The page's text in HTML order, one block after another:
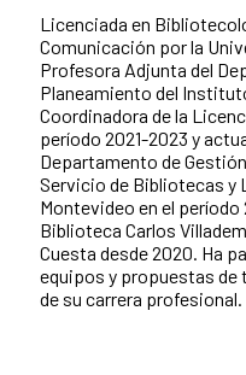
Licenciada en
Comunicación por la
Profesora Adjunta del
Planeamiento del
Coordinadora de la
período 2021-2023 y
Departamento de
Servicio de Bibliotecas y
Montevideo en el período
Biblioteca Carlos
Cuesta desde 2020. Ha
equipos y propuestas de
de su carrera profesional.